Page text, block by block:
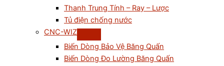
Thanh Trung Tính – Ray – Lược
Tủ điện chống nước
CNC-WIZ
Biến Dòng Bảo Vệ Băng Quấn
Biến Dòng Đo Lường Băng Quấn